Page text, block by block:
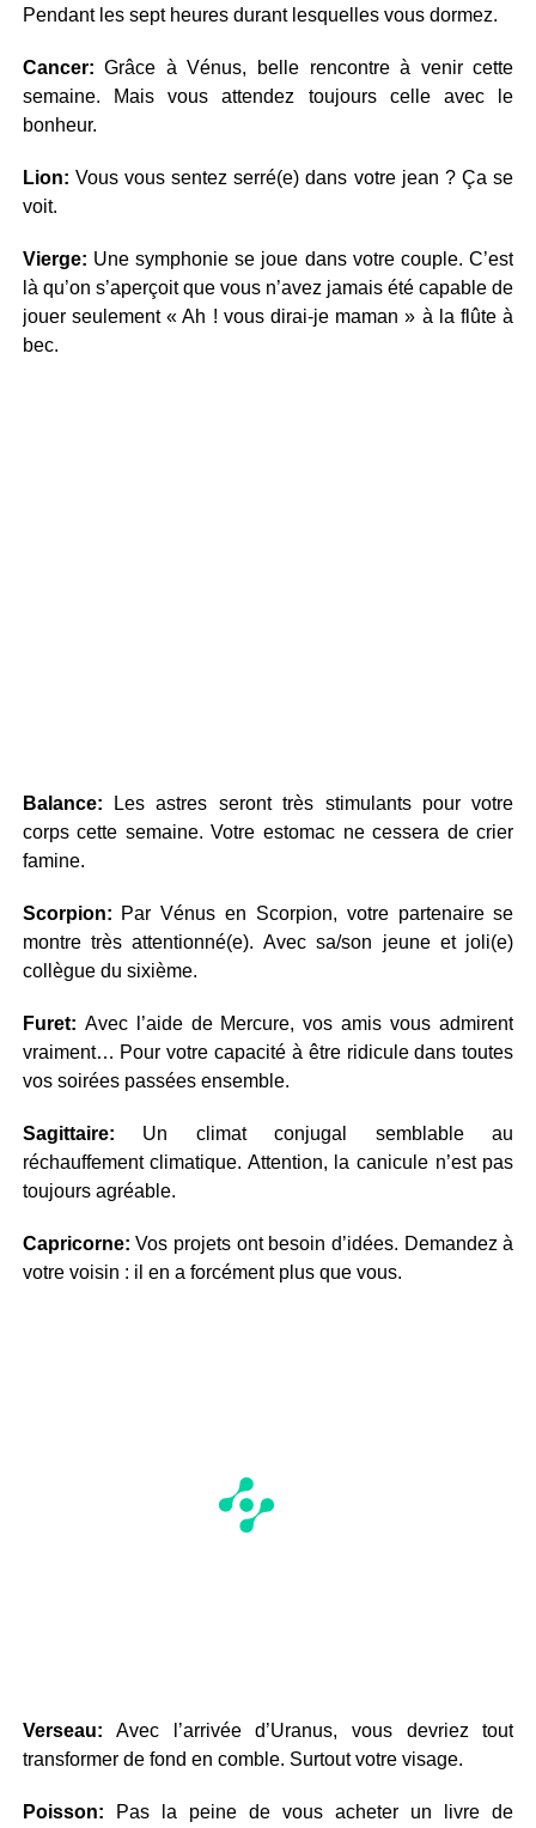
Pendant les sept heures durant lesquelles vous dormez.
Cancer:Grâce à Vénus, belle rencontre à venir cette
semaine. Mais vous attendez toujours celle avec le
bonheur.
Lion: Vous vous sentez serré(e) dans votre jean ? Ça se
voit.
Vierge: Une symphonie se joue dans votre couple. C’est
là qu’on s’aperçoit que vous n’avez jamais été capable de
jouer seulement « Ah ! vous dirai-je maman » à la flûte à
bec.
Balance:
Les astres seront très stimulants pour votre
corps cette semaine. Votre estomac ne cessera de crier
famine.
Scorpion: Par Vénus en Scorpion, votre partenaire se
montre très attentionné(e). Avec sa/son jeune et joli(e)
collègue du sixième.
Furet: Avec l’aide de Mercure, vos amis vous admirent
vraiment… Pour votre capacité à être ridicule dans toutes
vos soirées passées ensemble.
Sagittaire: Un climat conjugal semblable au
réchauffement climatique. Attention, la canicule n’est pas
toujours agréable.
Capricorne:Vos projets ont besoin d’idées. Demandez à
votre voisin : il en a forcément plus que vous.
Verseau:Avec l’arrivée d’Uranus, vous devriez tout
transformer de fond en comble. Surtout votre visage.
Poisson: Pas la peine de vous acheter un livre de